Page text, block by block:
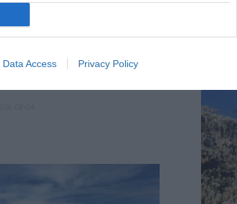
Data Access Privacy Policy
GYÓGYNÖVÉNYKERTBE ÉS